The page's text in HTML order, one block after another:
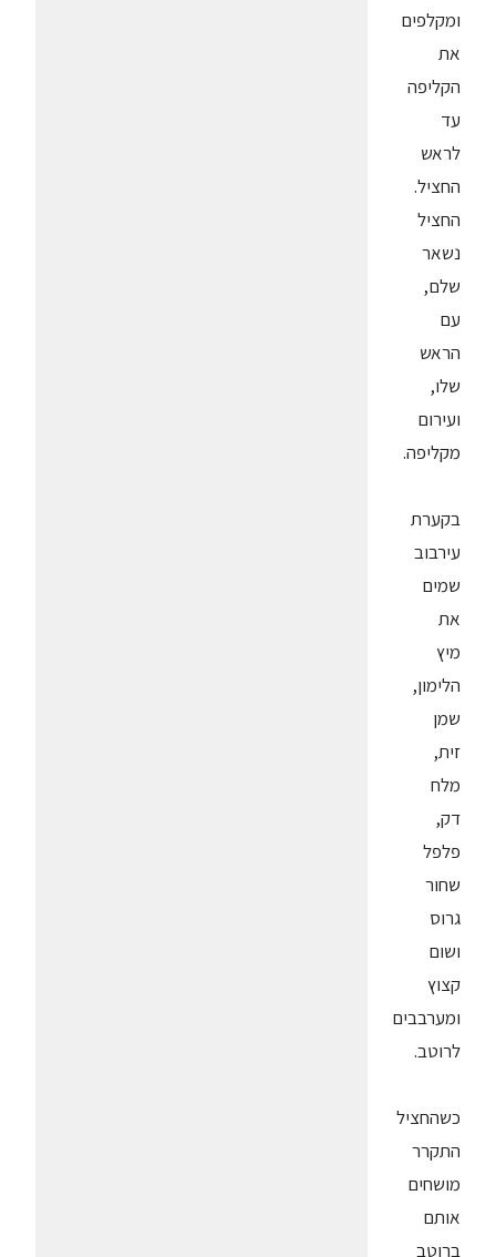
ומקלפים
את
הקליפה
עד
לראש
החציל.
החציל
נשאר
שלם,
עם
הראש
שלו,
ועירום
מקליפה.
בקערת
עירבוב
שמים
את
מיץ
הלימון,
שמן
זית,
מלח
דק,
פלפל
שחור
גרוס
ושום
קצוץ
ומערבבים
לרוטב.
כשהחציל
התקרר
מושחים
אותם
ברוטב